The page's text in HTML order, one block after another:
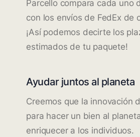
Parcello compara cada uno
con los envíos de FedEx de
¡Así podemos decirte los
estimados de tu paquete!
Ayudar juntos al planeta
Creemos que la innovación
para hacer un bien al
enriquecer a los individuos.